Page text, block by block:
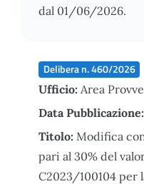
dal 01/06/2026.
Delibera n. 460/2026
Ufficio: Area
Data Pubblicazione:
Titolo: Modifica
pari al 30% del
C2023/100104 per